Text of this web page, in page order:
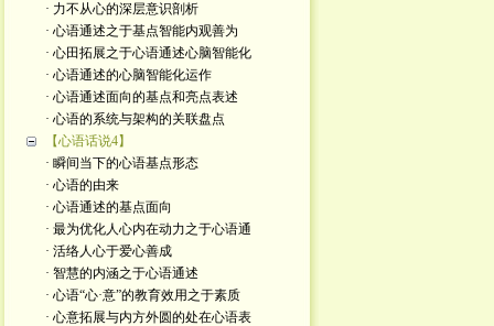
· 力不从心的深层意识剖析
· 心语通述之于基点智能内观善为
· 心田拓展之于心语通述心脑智能化
· 心语通述的心脑智能化运作
· 心语通述面向的基点和亮点表述
· 心语的系统与架构的关联盘点
【心语话说4】
· 瞬间当下的心语基点形态
· 心语的由来
· 心语通述的基点面向
· 最为优化人心内在动力之于心语通
· 活络人心于爱心善成
· 智慧的内涵之于心语通述
· 心语“心·意”的教育效用之于素质
· 心意拓展与内方外圆的处在心语表